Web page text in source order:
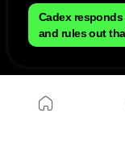
Política de cookies
Anúnciate con
Política de privacidad
Contato
Cadex
and rules out